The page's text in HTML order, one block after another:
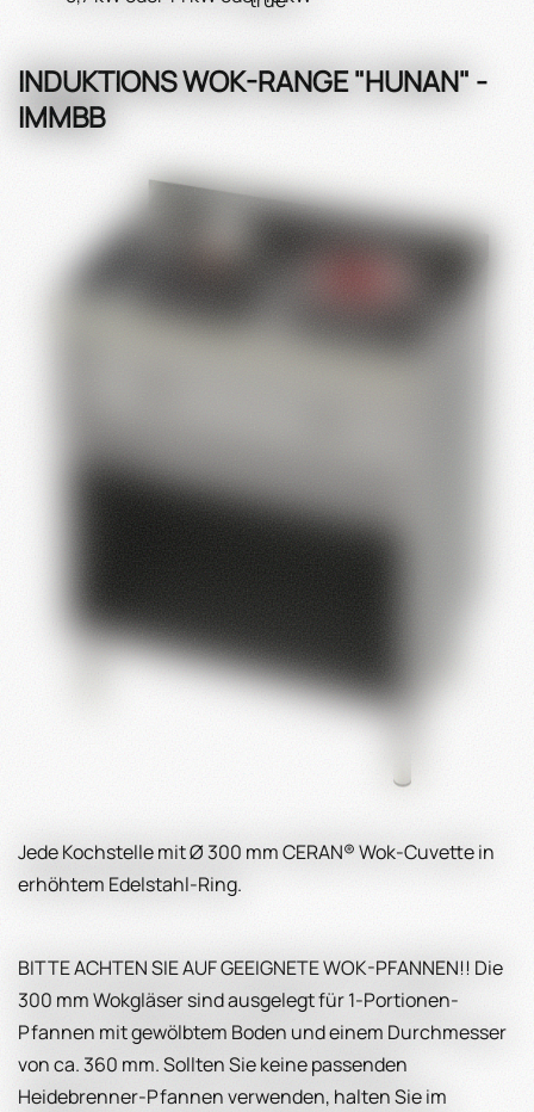
INDUKTIONS WOK-RANGE "HUNAN" -
IMMBB
Jede Kochstelle mit Ø 300 mm CERAN® Wok-Cuvette in
erhöhtem Edelstahl-Ring.
BITTE ACHTEN SIE AUF GEEIGNETE WOK-PFANNEN!! Die
300 mm Wokgläser sind ausgelegt für 1-Portionen-
Pfannen mit gewölbtem Boden und einem Durchmesser
von ca. 360 mm. Sollten Sie keine passenden
Heidebrenner-Pfannen verwenden, halten Sie im